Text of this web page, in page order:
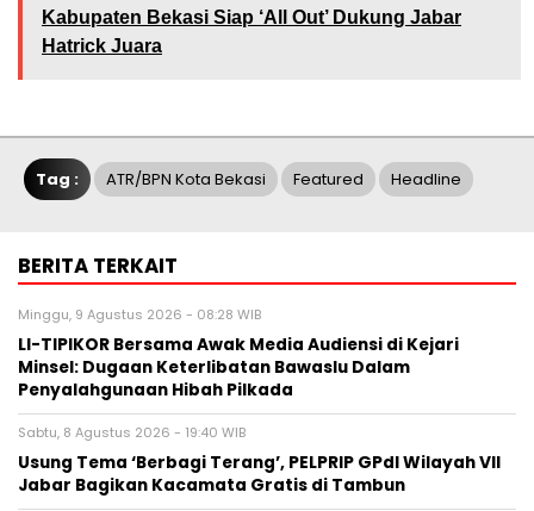
Kabupaten Bekasi Siap ‘All Out’ Dukung Jabar
Hatrick Juara
Tag : ATR/BPN Kota Bekasi Featured Headline
BERITA TERKAIT
Minggu, 9 Agustus 2026 - 08:28 WIB
LI-TIPIKOR Bersama Awak Media Audiensi di Kejari
Minsel: Dugaan Keterlibatan Bawaslu Dalam
Penyalahgunaan Hibah Pilkada
Sabtu, 8 Agustus 2026 - 19:40 WIB
‎Usung Tema ‘Berbagi Terang’, PELPRIP GPdI Wilayah VII
Jabar Bagikan Kacamata Gratis di Tambun